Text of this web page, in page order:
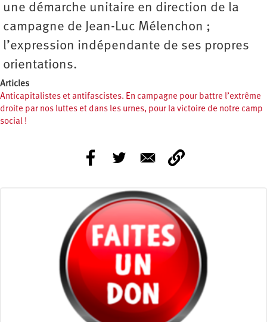
une démarche unitaire en direction de la
campagne de Jean-Luc Mélenchon ;
l’expression indépendante de ses propres
orientations.
Articles
Anticapitalistes et antifascistes. En campagne pour battre l’extrême
droite par nos luttes et dans les urnes, pour la victoire de notre camp
social !